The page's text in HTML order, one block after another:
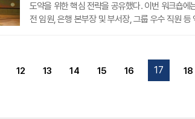
도약을 위한 핵심 전략을 공유했다. 이번 워크숍
전 임원, 은행 본부장 및 부서장, 그룹 우수 직원
완성 등을 이뤄낸 지난 3년을 제1막으로 평가하고
그는 새
12 13 14 15 16 17 18